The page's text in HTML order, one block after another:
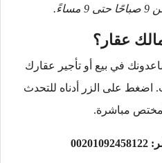
عقار؟
في بيع أو تأجير عقارك
على الزر أدناه للتحدث
مباشرة.
00201092458122